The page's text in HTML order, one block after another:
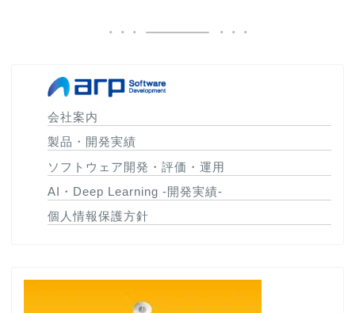
会社案内
製品・開発実績
ソフトウェア開発・評価・運用
AI・Deep Learning -開発実績-
個人情報保護方針